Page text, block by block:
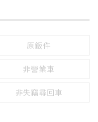
有
原鈑件
非營業車
非失竊尋回車